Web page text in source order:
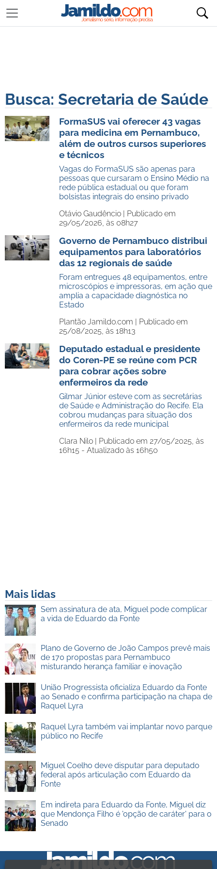
Busca: Secretaria de Saúde
FormaSUS vai oferecer 43 vagas
para medicina em Pernambuco,
além de outros cursos superiores
e técnicos
Vagas do FormaSUS são apenas para
pessoas que cursaram o Ensino Médio na
rede pública estadual ou que foram
bolsistas integrais do ensino privado
Otávio Gaudêncio | Publicado em
29/05/2026, às 08h27
Governo de Pernambuco distribui
equipamentos para laboratórios
das 12 regionais de saúde
Foram entregues 48 equipamentos, entre
microscópios e impressoras, em ação que
amplia a capacidade diagnóstica no
Estado
Plantão Jamildo.com | Publicado em
25/08/2025, às 18h13
Deputado estadual e presidente
do Coren-PE se reúne com PCR
para cobrar ações sobre
enfermeiros da rede
Gilmar Júnior esteve com as secretárias
de Saúde e Administração do Recife. Ela
cobrou mudanças para situação dos
enfermeiros da rede municipal
Clara Nilo | Publicado em 27/05/2025, às
16h15 - Atualizado às 16h50
Mais lidas
Sem assinatura de ata, Miguel pode complicar
a vida de Eduardo da Fonte
Plano de Governo de João Campos prevê mais
de 170 propostas para Pernambuco
misturando herança familiar e inovação
União Progressista oficializa Eduardo da Fonte
ao Senado e confirma participação na chapa de
Raquel Lyra
Raquel Lyra também vai implantar novo parque
público no Recife
Miguel Coelho deve disputar para deputado
federal após articulação com Eduardo da
Fonte
Em indireta para Eduardo da Fonte, Miguel diz
que Mendonça Filho é 'opção de caráter' para o
Senado